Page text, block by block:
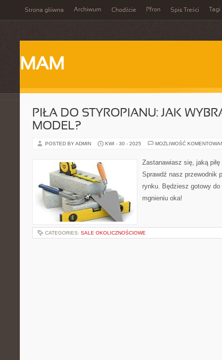
Strona główna Archiwum Chodźcie Pfron Spis Treści Tagi
MAM
PIŁA DO STYROPIANU: JAK
MODEL?
POSTED BY ADMIN KWI - 30 - 2025 MOŻLIWOŚĆ
Zastanawiasz się, jaką
Sprawdź nasz przewodnik
rynku. Będziesz gotowy
mgnieniu oka!
CATEGORIES: SALE OKOLICZNOŚCIOWE